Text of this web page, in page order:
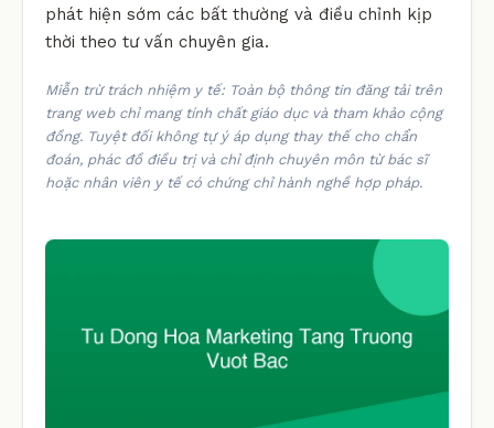
phát hiện sớm các bất thường và điều chỉnh kịp
thời theo tư vấn chuyên gia.
Miễn trừ trách nhiệm y tế: Toàn bộ thông tin đăng tải trên
trang web chỉ mang tính chất giáo dục và tham khảo cộng
đồng. Tuyệt đối không tự ý áp dụng thay thế cho chẩn
đoán, phác đồ điều trị và chỉ định chuyên môn từ bác sĩ
hoặc nhân viên y tế có chứng chỉ hành nghề hợp pháp.